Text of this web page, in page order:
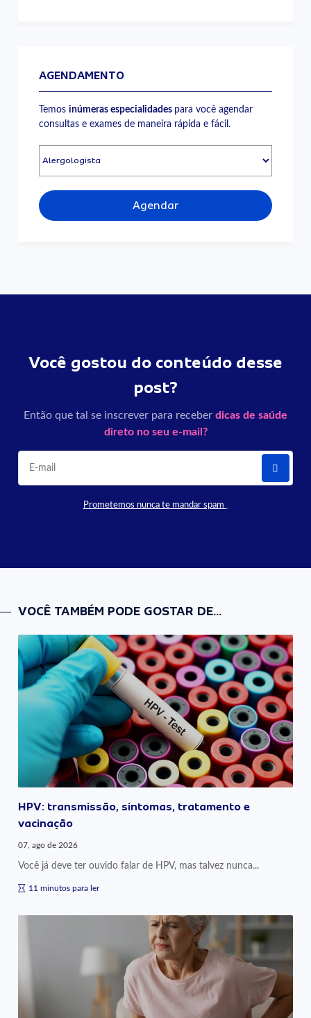
AGENDAMENTO
Temosinúmeras especialidades para você agendar
consultas e exames de maneira rápida e fácil.
Agendar
Você gostou do conteúdo desse
post?
Então que tal se inscrever para receber dicas de saúde
direto no seu e-mail?
Prometemos nunca te mandar spam
VOCÊ TAMBÉM PODE GOSTAR DE...
HPV: transmissão, sintomas, tratamento e
vacinação
07, ago de 2026
Você já deve ter ouvido falar de HPV, mas talvez nunca...
11 minutos para ler